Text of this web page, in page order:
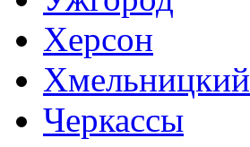
Херсон
Хмельницкий
Черкассы